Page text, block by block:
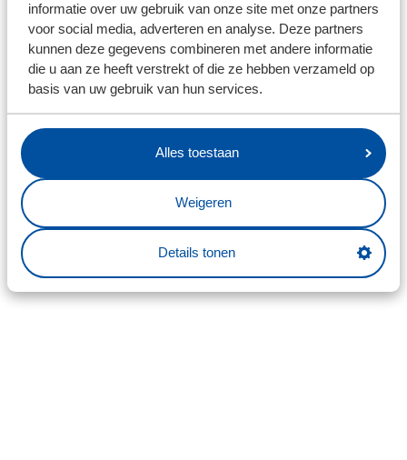
informatie over uw gebruik van onze site met onze partners
voor social media, adverteren en analyse. Deze partners
kunnen deze gegevens combineren met andere informatie
die u aan ze heeft verstrekt of die ze hebben verzameld op
basis van uw gebruik van hun services.
Alles toestaan
Weigeren
Details tonen